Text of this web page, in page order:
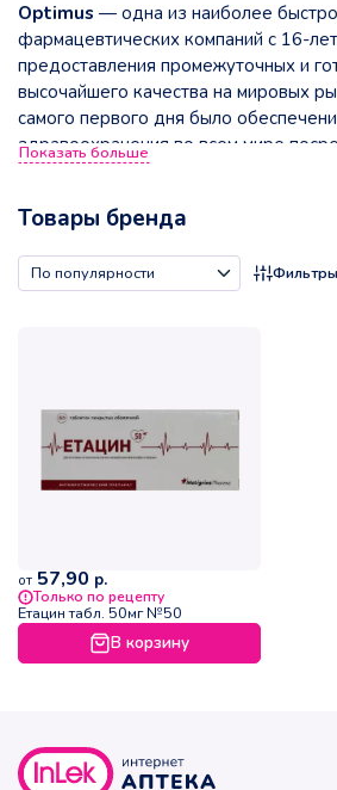
Optimus — одна из наиболее
фармацевтических компаний с 16-
предоставления промежуточных и
высочайшего качества на мировых
самого первого дня было
здравоохранения во всем мире
исследований, инноваций, доступных
Показать больше
Товары бренда
Фильтры
от 57,90 р.
Только по рецепту
Етацин табл. 50мг №50
В корзину